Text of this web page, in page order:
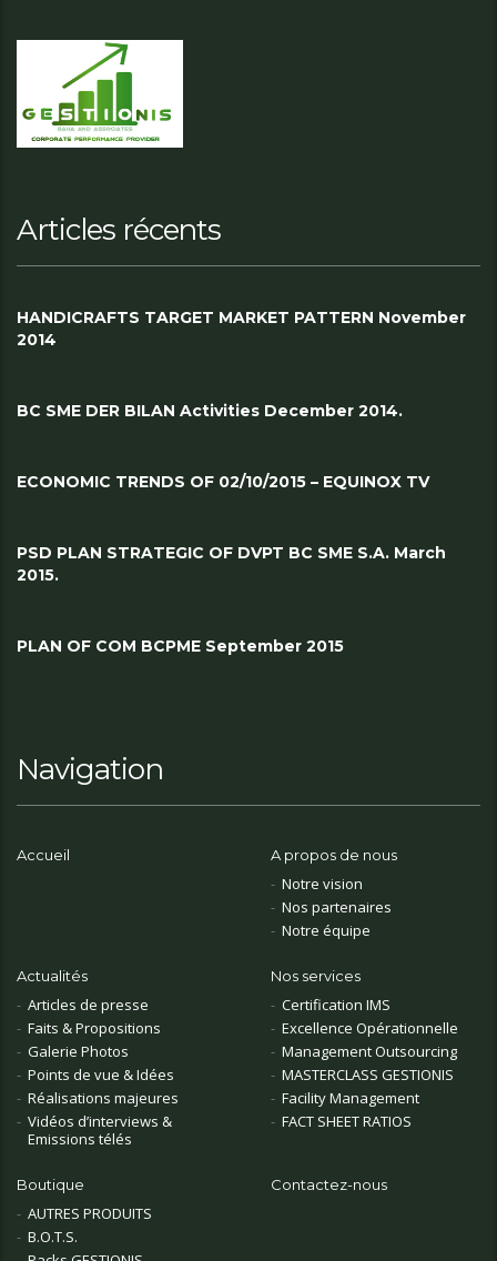
Articles récents
HANDICRAFTS TARGET MARKET PATTERN November
2014
BC SME DER BILAN Activities December 2014.
ECONOMIC TRENDS OF 02/10/2015 – EQUINOX TV
PSD PLAN STRATEGIC OF DVPT BC SME S.A. March
2015.
PLAN OF COM BCPME September 2015
Navigation
Accueil A propos de nous
Notre vision
Nos partenaires
Notre équipe
Actualités
Articles de presse
Faits & Propositions
Galerie Photos
Points de vue & Idées
Réalisations majeures
Vidéos d’interviews &
Emissions télés
Nos services
Certification IMS
Excellence Opérationnelle
Management Outsourcing
MASTERCLASS GESTIONIS
Facility Management
FACT SHEET RATIOS
Boutique
AUTRES PRODUITS
B.O.T.S.
Contactez-nous